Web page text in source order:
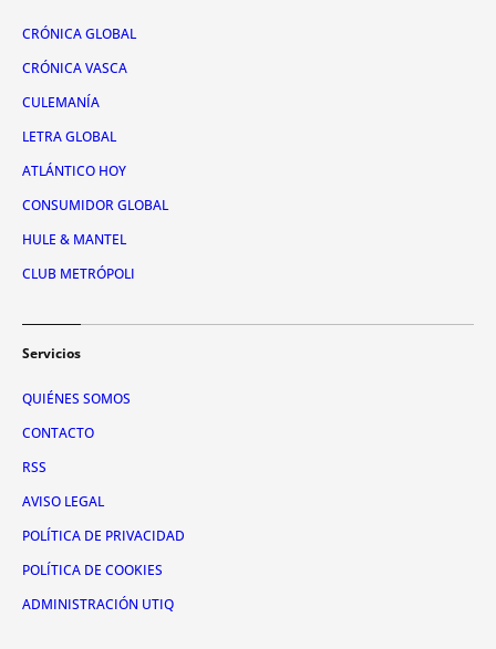
CRÓNICA GLOBAL
CRÓNICA VASCA
CULEMANÍA
LETRA GLOBAL
ATLÁNTICO HOY
CONSUMIDOR GLOBAL
HULE & MANTEL
CLUB METRÓPOLI
Servicios
QUIÉNES SOMOS
CONTACTO
RSS
AVISO LEGAL
POLÍTICA DE PRIVACIDAD
POLÍTICA DE COOKIES
ADMINISTRACIÓN UTIQ